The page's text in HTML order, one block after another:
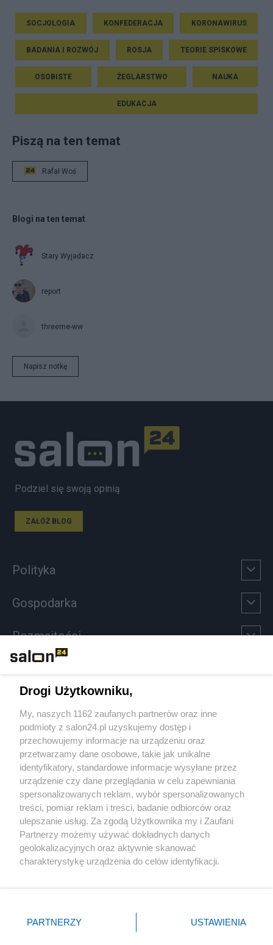
SOCJOLOGIA KONFEDERACJA KORONAWIRUS
BADANIA I ROZWÓJ ROSJA TEORIE SPISKOWE
OSOBISTE ŻEGLARSTWO NAUKA
EDUKACJA
Piszą na ten temat
Rafał Woś
Blogi na ten temat
Stary Wyjadacz
report
threeme-ww
Napisz notkę
Podziel się swoją opinią
ZAŁÓŻ BLOG
Polityka
Gospodarka
Rozmaitości
Sport
Społeczeństwo
Kultura
X Facebook Instagram Youtube
Drogi Użytkowniku,
My, naszych 1162 zaufanych partnerów oraz inne
podmioty z salon24.pl uzyskujemy dostęp i
przechowujemy informacje na urządzeniu oraz
przetwarzamy dane osobowe, takie jak unikalne
identyfikatory, standardowe informacje wysyłane przez
urządzenie czy dane przeglądania w celu zapewniania
spersonalizowanych reklam, wybór spersonalizowanych
treści, pomiar reklam i treści, badanie odbiorców oraz
ulepszanie usług. Za zgodą Użytkownika my i Zaufani
Partnerzy możemy używać dokładnych danych
geolokalizacyjnych oraz aktywnie skanować
charakterystykę urządzenia do celów identyfikacji.
zmienić/wycofać klikając przycisk ustawień prywatności
znajdujący się w lewym dolnym rogu strony
PARTNERZY USTAWIENIA